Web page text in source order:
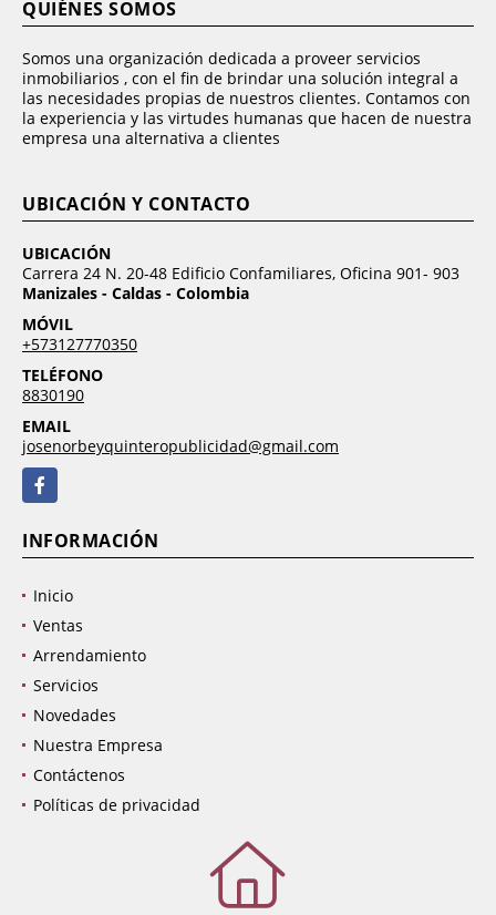
QUIÉNES SOMOS
Somos una organización dedicada a proveer servicios
inmobiliarios , con el fin de brindar una solución integral a
las necesidades propias de nuestros clientes. Contamos con
la experiencia y las virtudes humanas que hacen de nuestra
empresa una alternativa a clientes
UBICACIÓN Y CONTACTO
UBICACIÓN
Carrera 24 N. 20-48 Edificio Confamiliares, Oficina 901- 903
Manizales - Caldas - Colombia
MÓVIL
+573127770350
TELÉFONO
8830190
EMAIL
josenorbeyquinteropublicidad@gmail.com
Facebook
INFORMACIÓN
Inicio
Ventas
Arrendamiento
Servicios
Novedades
Nuestra Empresa
Contáctenos
Políticas de privacidad